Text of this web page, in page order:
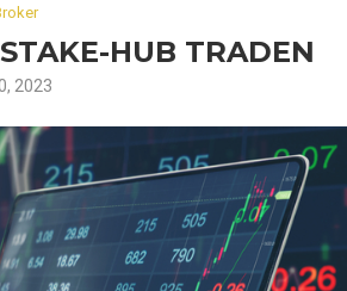
HUB TRADEN
2023